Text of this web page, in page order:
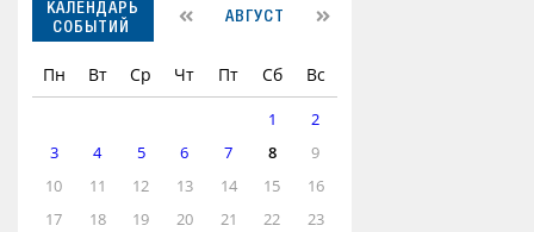
КАЛЕНДАРЬ
СОБЫТИЙ
АВГУСТ
Пн Вт Ср Чт Пт Сб Вс
1
2
3
4 5 6 7 8
9
10
11 12 13 14 15
16
17
18 19 20 21 22 23